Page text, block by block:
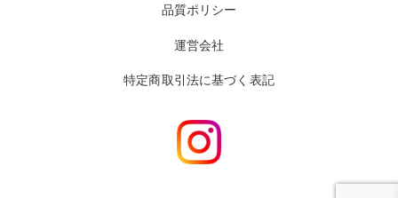
品質ポリシー
運営会社
特定商取引法に基づく表記